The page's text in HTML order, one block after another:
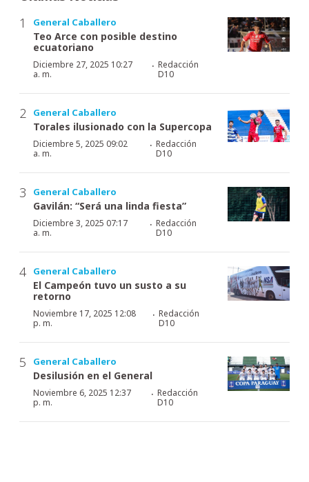
General Caballero
Teo Arce con posible destino
ecuatoriano
Diciembre 27, 2025 10:27
a. m.
· Redacción
D10
General Caballero
Torales ilusionado con la Supercopa
Diciembre 5, 2025 09:02
a. m.
·Redacción
D10
General Caballero
Gavilán: “Será una linda fiesta”
Diciembre 3, 2025 07:17
a. m.
·Redacción
D10
General Caballero
El Campeón tuvo un susto a su
retorno
Noviembre 17, 2025 12:08
p. m.
·Redacción
D10
General Caballero
Desilusión en el General
Noviembre 6, 2025 12:37
p. m.
·Redacción
D10